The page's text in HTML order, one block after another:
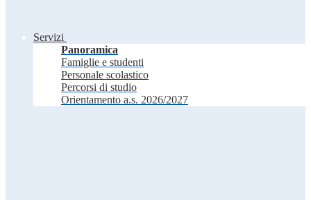
Servizi
Panoramica
Famiglie e studenti
Personale scolastico
Percorsi di studio
Orientamento a.s. 2026/2027